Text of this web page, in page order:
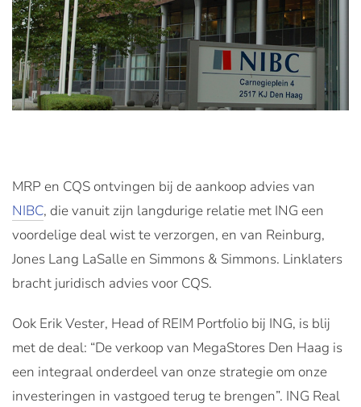
MRP en CQS ontvingen bij de aankoop advies van
NIBC, die vanuit zijn langdurige relatie met ING een
voordelige deal wist te verzorgen, en van Reinburg,
Jones Lang LaSalle en Simmons & Simmons. Linklaters
bracht juridisch advies voor CQS.
Ook Erik Vester, Head of REIM Portfolio bij ING, is blij
met de deal: “De verkoop van MegaStores Den Haag is
een integraal onderdeel van onze strategie om onze
investeringen in vastgoed terug te brengen”. ING Real